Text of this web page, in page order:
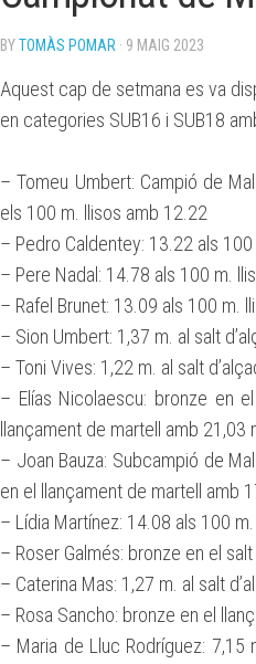
BECA
CLUB
ATLETISME
BYTOMÀS POMAR · 9 MAIG 2023
Aquest cap de setmana es va
en categories SUB16 i SUB18
– Tomeu Umbert: Campió de
els 100 m. llisos amb 12.22
– Pedro Caldentey: 13.22 als
– Pere Nadal: 14.78 als 100 m.
– Rafel Brunet: 13.09 als 100 m.
– Sion Umbert: 1,37 m. al salt
– Toni Vives: 1,22 m. al salt
– Elías Nicolaescu: bronze en
llançament de martell amb 21,03
– Joan Bauza: Subcampió de
en el llançament de martell amb
– Lídia Martínez: 14.08 als 100
– Roser Galmés: bronze en el salt
– Caterina Mas: 1,27 m. al salt
– Rosa Sancho: bronze en el
– Maria de Lluc Rodríguez: